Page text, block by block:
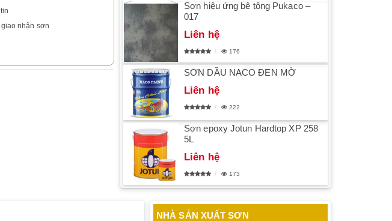
nhận sơn
Sơn hiệu ứng bê tông Pukaco –
017
Liên hệ
176
SƠN DẦU NACO ĐEN MỜ
Liên hệ
222
Sơn epoxy Jotun Hardtop XP 258
5L
Liên hệ
173
NHÀ SẢN XUẤT SƠN